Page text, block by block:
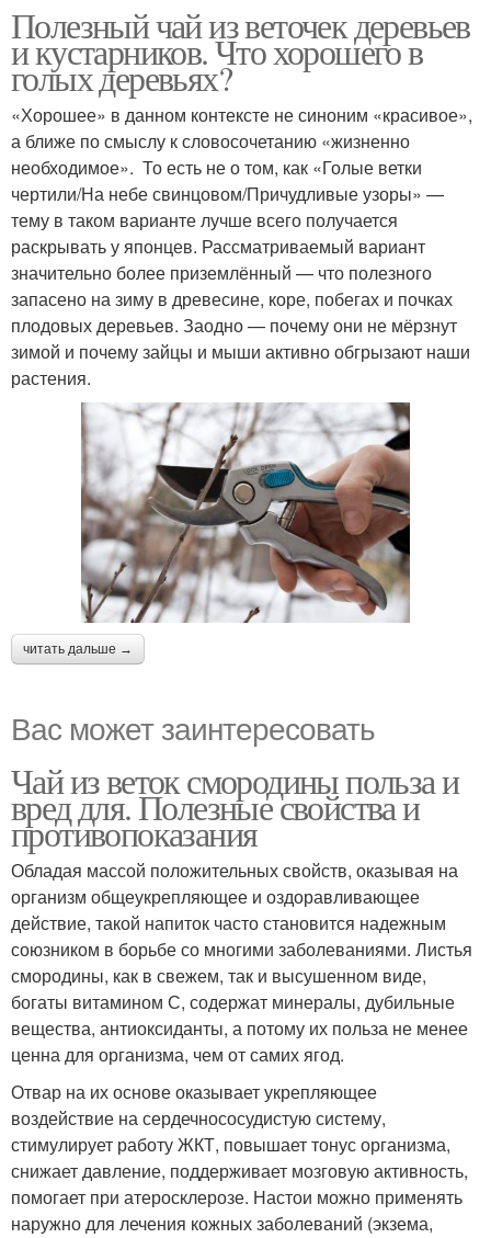
Полезный чай из веточек деревьев
и кустарников. Что хорошего в
голых деревьях?
«Хорошее» в данном контексте не синоним «красивое»,
а ближе по смыслу к словосочетанию «жизненно
необходимое». То есть не о том, как «Голые ветки
чертили/На небе свинцовом/Причудливые узоры» —
тему в таком варианте лучше всего получается
раскрывать у японцев. Рассматриваемый вариант
значительно более приземлённый — что полезного
запасено на зиму в древесине, коре, побегах и почках
плодовых деревьев. Заодно — почему они не мёрзнут
зимой и почему зайцы и мыши активно обгрызают наши
растения.
читать дальше →
Вас может заинтересовать
Чай из веток смородины польза и
вред для. Полезные свойства и
противопоказания
Обладая массой положительных свойств, оказывая на
организм общеукрепляющее и оздоравливающее
действие, такой напиток часто становится надежным
союзником в борьбе со многими заболеваниями. Листья
смородины, как в свежем, так и высушенном виде,
богаты витамином С, содержат минералы, дубильные
вещества, антиоксиданты, а потому их польза не менее
ценна для организма, чем от самих ягод.
Отвар на их основе оказывает укрепляющее
воздействие на сердечнососудистую систему,
стимулирует работу ЖКТ, повышает тонус организма,
снижает давление, поддерживает мозговую активность,
помогает при атеросклерозе. Настои можно применять
наружно для лечения кожных заболеваний (экзема,